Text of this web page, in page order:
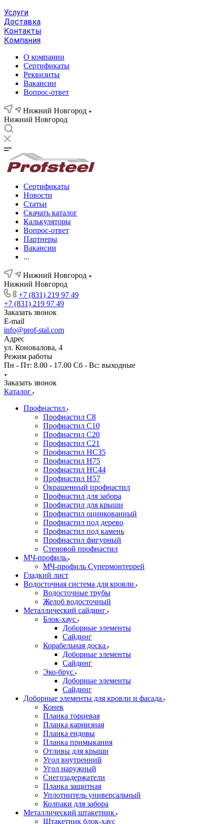
Услуги
Доставка
Контакты
Компания
О компании
Сертификаты
Реквизиты
Вакансии
Вопрос-ответ
Нижний Новгород
Нижний Новгород
Сертификаты
Новости
Статьи
Скачать каталог
Калькуляторы
Вопрос-ответ
Партнеры
Вакансии
...
Нижний Новгород
Нижний Новгород
+7 (831) 219 97 49
+7 (831) 219 97 49
Заказать звонок
E-mail
info@prof-stal.com
Адрес
ул. Коновалова, 4
Режим работы
Пн - Пт: 8.00 - 17.00 Сб - Вс: выходные
Заказать звонок
Каталог
Профнастил
Профнастил С8
Профнастил С10
Профнастил С20
Профнастил С21
Профнастил НС35
Профнастил Н75
Профнастил HC44
Профнастил Н57
Окрашенный профнастил
Профнастил для забора
Профнастил для крыши
Профнастил оцинкованный
Профнастил под дерево
Профнастил под камень
Профнастил фигурный
Стеновой профнастил
МЧ-профиль
МЧ-профиль Супермонтеррей
Гладкий лист
Водосточная система для кровли
Водосточные трубы
Желоб водосточный
Металлический сайдинг
Блок-хаус
Доборные элементы
Сайдинг
Корабельная доска
Доборные элементы
Сайдинг
Эко-брус
Доборные элементы
Сайдинг
Доборные элементы для кровли и фасада
Конек
Планка торцевая
Планка карнизная
Планка ендовы
Планка примыкания
Отливы для крыши
Угол внутренний
Угол наружный
Снегозадержатели
Планка защитная
Уплотнитель универсальный
Колпаки для забора
Металлический штакетник
Штакетник блок-хаус